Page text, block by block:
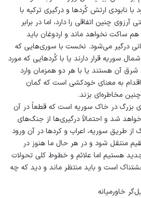
نابودی ارتش کُردها و درگیری ترکیه با
آرزوی چنین اتفاقی را دارد، اما در برابر
ساکت نخواهد ماند و اردوغان باید
درگیر می‌شود. نخست با سوری‌هایی که
سوریه قرار دارند یا با کُردهایی که مورد
آن هستند یا با هر دو همزمان وارد
به معنای خودکشی است که گمان
مخاطره‌ای بزند.
بزرگ در خاک سوریه است که قطعاً در آن
شد و احتمالاً درگیری‌ها از جنگ‌های
از طریق سوریه، اعراب و کردها در آن ورود
منتقل شود و در هر حال ما هنوز در
هستیم اما علائم و خطوط کلی تحولات
است و باید منتظر ماند و دید که چه
خاورمیانه